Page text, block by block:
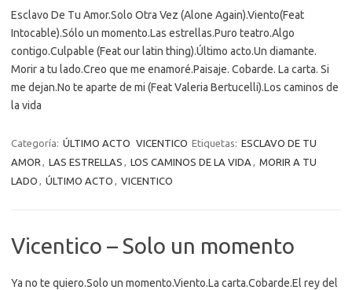
Esclavo De Tu Amor.Solo Otra Vez (Alone Again).Viento(Feat
Intocable).Sólo un momento.Las estrellas.Puro teatro.Algo
contigo.Culpable (Feat our latin thing).Último acto.Un diamante.
Morir a tu lado.Creo que me enamoré.Paisaje. Cobarde. La carta. Si
me dejan.No te aparte de mi (Feat Valeria Bertucelli).Los caminos de
la vida
Categoría: ÚLTIMO ACTO VICENTICO Etiquetas: ESCLAVO DE TU
AMOR , LAS ESTRELLAS , LOS CAMINOS DE LA VIDA , MORIR A TU
LADO , ÚLTIMO ACTO , VICENTICO
Vicentico – Solo un momento
Ya no te quiero.Solo un momento.Viento.La carta.Cobarde.El rey del